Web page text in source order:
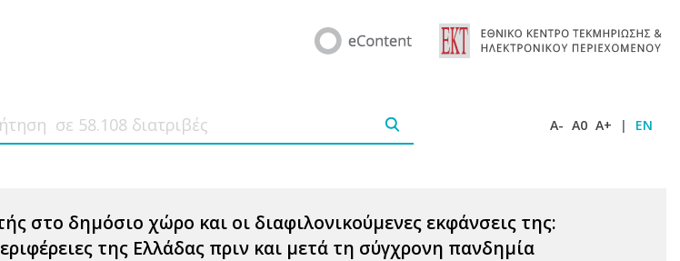
A- A0 A+ | EN
στο δημόσιο χώρο και οι διαφιλονικούμενες εκφάνσεις της:
της Ελλάδας πριν και μετά τη σύγχρονη πανδημία